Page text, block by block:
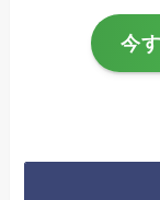
今